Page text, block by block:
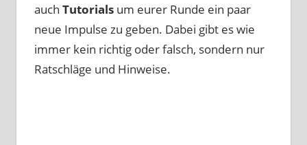
auch Tutorials um eurer Runde ein paar
neue Impulse zu geben. Dabei gibt es wie
immer kein richtig oder falsch, sondern nur
Ratschläge und Hinweise.